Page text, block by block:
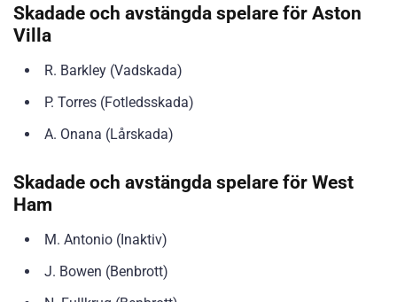
Skadade och avstängda spelare för Aston
Villa
R. Barkley (Vadskada)
P. Torres (Fotledsskada)
A. Onana (Lårskada)
Skadade och avstängda spelare för West
Ham
M. Antonio (Inaktiv)
J. Bowen (Benbrott)